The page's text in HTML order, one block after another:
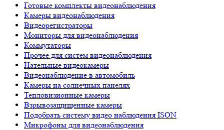
Готовые комплекты видеонаблюдения
Камеры видеонаблюдения
Видеорегистраторы
Мониторы для видеонаблюдения
Коммутаторы
Прочее для систем видеонаблюдения
Нательные видеокамеры
Видеонаблюдение в автомобиль
Камеры на солнечных панелях
Тепловизионные камеры
Взрывозащищенные камеры
Подобрать систему видео наблюдения ISON
Микрофоны для видеонаблюдения